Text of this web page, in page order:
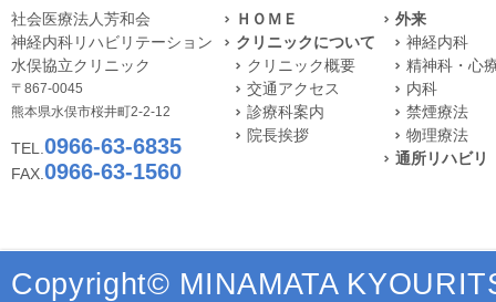
社会医療法人芳和会
神経内科リハビリテーション
水俣協立クリニック
〒867-0045
熊本県水俣市桜井町2-2-12
TEL. 0966-63-6835
FAX. 0966-63-1560
ＨＯＭＥ
クリニックについて
クリニック概要
交通アクセス
診療科案内
院長挨拶
外来
神経内科
精神科・心
内科
禁煙療法
物理療法
通所リハビリ
Copyright© MINAMATA